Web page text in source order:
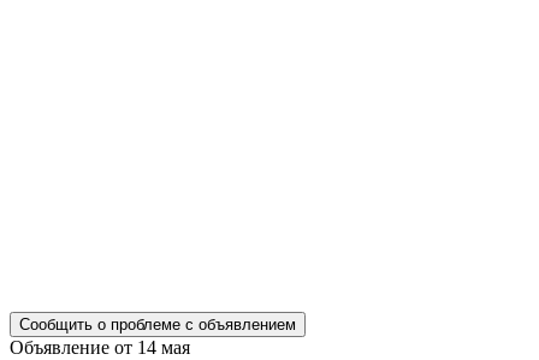
Сообщить о проблеме с объявлением
Объявление от 14 мая